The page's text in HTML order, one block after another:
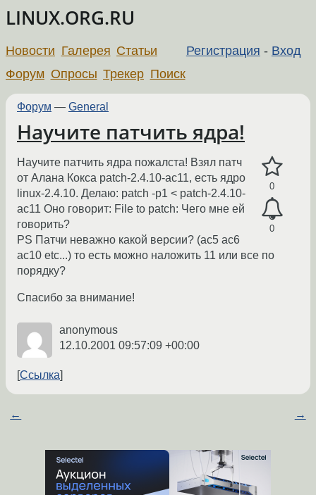
LINUX.ORG.RU
Регистрация - Вход
Новости Галерея Статьи
Форум Опросы Трекер Поиск
Форум — General
Научите патчить ядра!
0
0
Научите патчить ядра пожалста! Взял патч
от Алана Кокса patch-2.4.10-ac11, есть ядро
linux-2.4.10. Делаю: patch -p1 < patch-2.4.10-
ac11 Оно говорит: File to patch: Чего мне ей
говорить?
PS Патчи неважно какой версии? (ac5 ac6
ac10 etc...) то есть можно наложить 11 или все по
порядку?
Спасибо за внимание!
anonymous
12.10.2001 09:57:09 +00:00
Ссылка
← →